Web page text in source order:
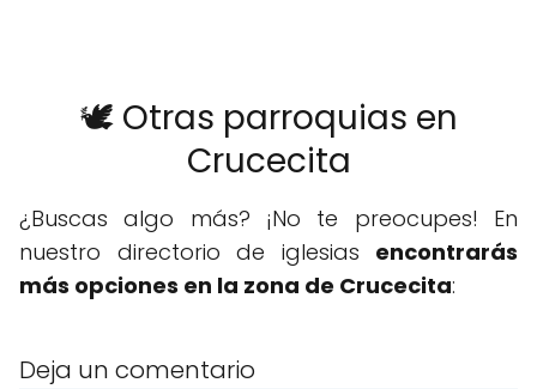
🕊️ Otras parroquias en
Crucecita
¿Buscas algo más? ¡No te preocupes! En
nuestro directorio de iglesias encontrarás
más opciones en la zona de Crucecita:
Deja un comentario